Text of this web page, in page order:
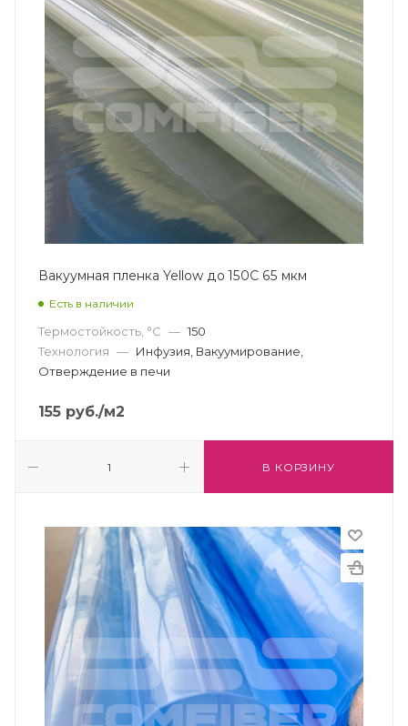
Вакуумная пленка Yellow до 150С 65 мкм
Есть в наличии
Термостойкость, °С — 150
Технология — Инфузия, Вакуумирование,
Отверждение в печи
155 руб./м2
В КОРЗИНУ